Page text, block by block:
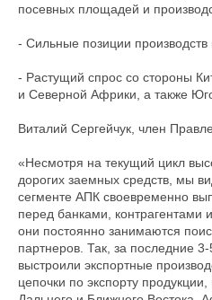
посевных площадей и
- Сильные позиции производств
- Растущий спрос со стороны
и Северной Африки, а также
Виталий Сергейчук, член
«Несмотря на текущий цикл
дорогих заемных средств, мы
сегменте АПК своевременно
перед банками, контрагентами
они постоянно занимаются
партнеров. Так, за последние
выстроили экспортные
цепочки по экспорту